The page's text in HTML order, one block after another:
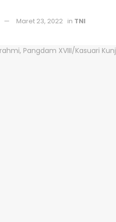
Maret 23, 2022 in TNI